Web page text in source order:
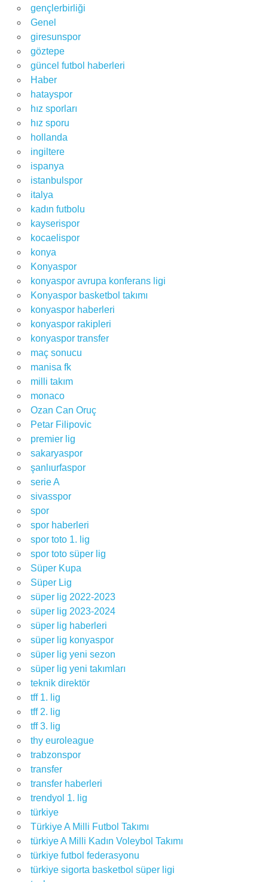
gençlerbirliği
Genel
giresunspor
göztepe
güncel futbol haberleri
Haber
hatayspor
hız sporları
hız sporu
hollanda
ingiltere
ispanya
istanbulspor
italya
kadın futbolu
kayserispor
kocaelispor
konya
Konyaspor
konyaspor avrupa konferans ligi
Konyaspor basketbol takımı
konyaspor haberleri
konyaspor rakipleri
konyaspor transfer
maç sonucu
manisa fk
milli takım
monaco
Ozan Can Oruç
Petar Filipovic
premier lig
sakaryaspor
şanlıurfaspor
serie A
sivasspor
spor
spor haberleri
spor toto 1. lig
spor toto süper lig
Süper Kupa
Süper Lig
süper lig 2022-2023
süper lig 2023-2024
süper lig haberleri
süper lig konyaspor
süper lig yeni sezon
süper lig yeni takımları
teknik direktör
tff 1. lig
tff 2. lig
tff 3. lig
thy euroleague
trabzonspor
transfer
transfer haberleri
trendyol 1. lig
türkiye
Türkiye A Milli Futbol Takımı
türkiye A Milli Kadın Voleybol Takımı
türkiye futbol federasyonu
türkiye sigorta basketbol süper ligi